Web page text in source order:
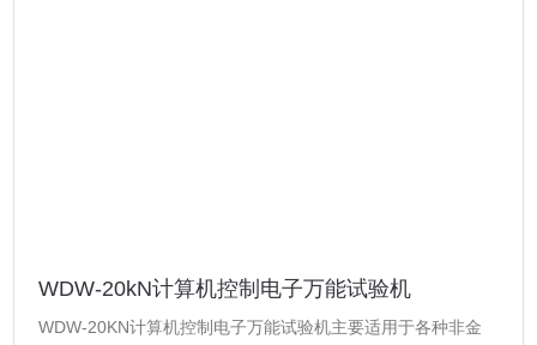
WDW-20kN计算机控制电子万能试验机
WDW-20KN计算机控制电子万能试验机主要适用于各种非金